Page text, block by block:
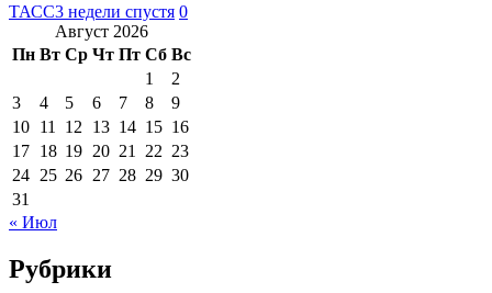
ТАСС3 недели спустя 0
Август 2026
Пн Вт Ср Чт Пт Сб Вс
1
2
3
4 5 6 7 8
9
10 11 12 13 14 15 16
17 18 19 20 21 22 23
24 25 26 27 28 29 30
31
« Июл
Рубрики